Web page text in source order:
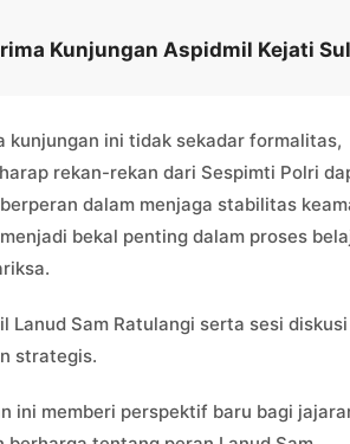
Kunjungan Aspidmil Kejati
kunjungan ini tidak sekadar formalitas,
rekan-rekan dari Sespimti Polri
dalam menjaga stabilitas
bekal penting dalam proses
Sam Ratulangi serta sesi diskusi
strategis.
ini memberi perspektif baru bagi